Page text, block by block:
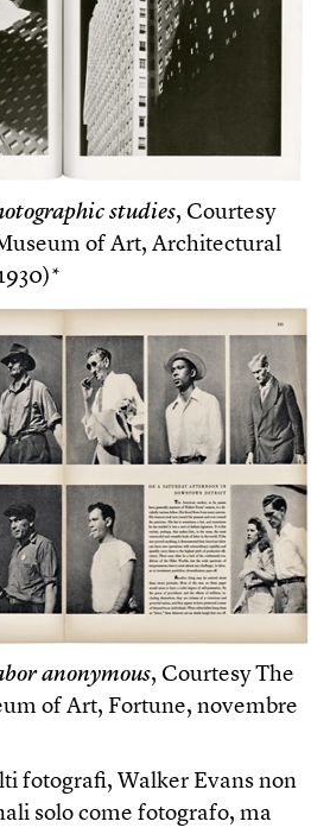
studies, Courtesy
of Art, Architectural
anonymous, Courtesy The
of Art, Fortune, novembre
fotografi, Walker Evans non
solo come fotografo, ma